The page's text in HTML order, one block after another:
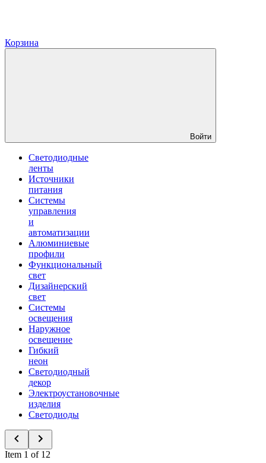
Корзина
Войти
Светодиодные
ленты
Источники
питания
Системы
управления
и
автоматизации
Алюминиевые
профили
Функциональный
свет
Дизайнерский
свет
Системы
освещения
Наружное
освещение
Гибкий
неон
Светодиодный
декор
Электроустановочные
изделия
Светодиоды
Item 1 of 12